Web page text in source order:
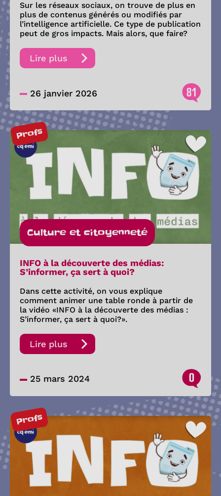
Sur les réseaux sociaux, on trouve de plus en
plus de contenus générés ou modifiés par
l’intelligence artificielle. Ce type de publication
peut de gros impacts. Mais alors, que faire?
Lire plus
26 janvier 2026 81
Profs
Culture et citoyenneté
INFO à la découverte des médias:
S’informer, ça sert à quoi?
Dans cette activité, on vous explique
comment animer une table ronde à partir de
la vidéo «INFO à la découverte des médias :
S’informer, ça sert à quoi?».
Lire plus
25 mars 2024 0
Profs